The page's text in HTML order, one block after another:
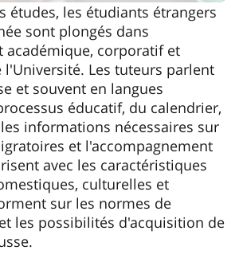
études, les étudiants étrangers
sont plongés dans
académique, corporatif et
Les tuteurs parlent
et souvent en langues
éducatif, du calendrier,
informations nécessaires sur
et l'accompagnement
avec les caractéristiques
culturelles et
sur les normes de
les possibilités d'acquisition de